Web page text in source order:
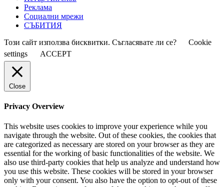
Реклама
Социални мрежи
СЪБИТИЯ
Този сайт използва бисквитки. Съгласявате ли се?
Cookie
settings
ACCEPT
Close
Privacy Overview
This website uses cookies to improve your experience while you
navigate through the website. Out of these cookies, the cookies that
are categorized as necessary are stored on your browser as they are
essential for the working of basic functionalities of the website. We
also use third-party cookies that help us analyze and understand how
you use this website. These cookies will be stored in your browser
only with your consent. You also have the option to opt-out of these